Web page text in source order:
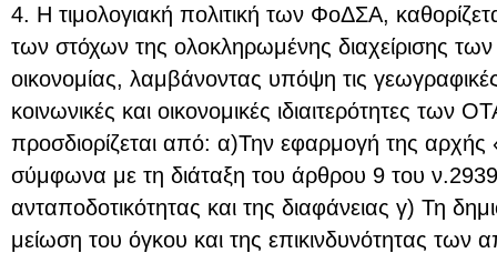
4. Η τιμολογιακή πολιτική των ΦοΔΣΑ,
των στόχων της ολοκληρωμένης διαχείρισης των
οικονομίας, λαμβάνοντας υπόψη τις
κοινωνικές και οικονομικές ιδιαιτερότητες των
προσδιορίζεται από: α)Την εφαρμογή της
σύμφωνα με τη διάταξη του άρθρου 9 του
ανταποδοτικότητας και της διαφάνειας γ) Τη
μείωση του όγκου και της επικινδυνότητας των